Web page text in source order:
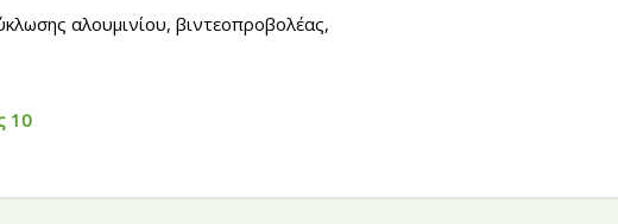
αλουμινίου, βιντεοπροβολέας,
10